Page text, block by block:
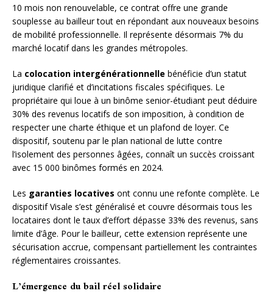
10 mois non renouvelable, ce contrat offre une grande
souplesse au bailleur tout en répondant aux nouveaux besoins
de mobilité professionnelle. Il représente désormais 7% du
marché locatif dans les grandes métropoles.
La colocation intergénérationnelle bénéficie d’un statut
juridique clarifié et d’incitations fiscales spécifiques. Le
propriétaire qui loue à un binôme senior-étudiant peut déduire
30% des revenus locatifs de son imposition, à condition de
respecter une charte éthique et un plafond de loyer. Ce
dispositif, soutenu par le plan national de lutte contre
l’isolement des personnes âgées, connaît un succès croissant
avec 15 000 binômes formés en 2024.
Les garanties locatives ont connu une refonte complète. Le
dispositif Visale s’est généralisé et couvre désormais tous les
locataires dont le taux d’effort dépasse 33% des revenus, sans
limite d’âge. Pour le bailleur, cette extension représente une
sécurisation accrue, compensant partiellement les contraintes
réglementaires croissantes.
L’émergence du bail réel solidaire